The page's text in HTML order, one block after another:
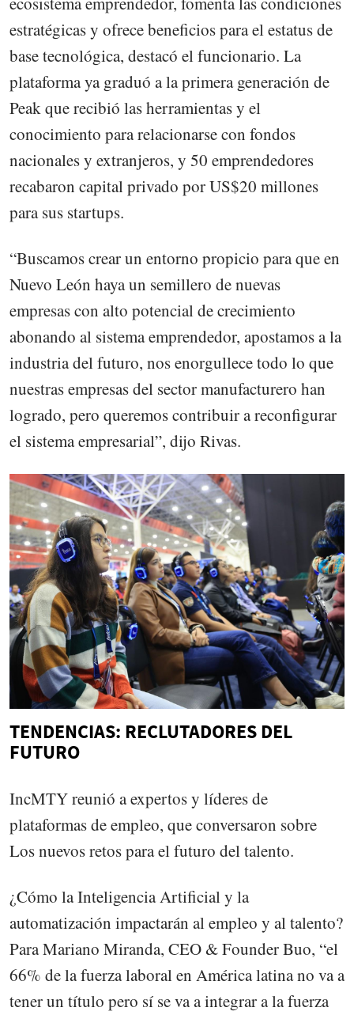
estratégicas y ofrece beneficios para el estatus de
base tecnológica, destacó el funcionario. La
plataforma ya graduó a la primera generación de
Peak que recibió las herramientas y el
conocimiento para relacionarse con fondos
nacionales y extranjeros, y 50 emprendedores
recabaron capital privado por US$20 millones
para sus startups.
“Buscamos crear un entorno propicio para que en
Nuevo León haya un semillero de nuevas
empresas con alto potencial de crecimiento
abonando al sistema emprendedor, apostamos a la
industria del futuro, nos enorgullece todo lo que
nuestras empresas del sector manufacturero han
logrado, pero queremos contribuir a reconfigurar
el sistema empresarial”, dijo Rivas.
TENDENCIAS: RECLUTADORES DEL
FUTURO
IncMTY reunió a expertos y líderes de
plataformas de empleo, que conversaron sobre
Los nuevos retos para el futuro del talento.
¿Cómo la Inteligencia Artificial y la
automatización impactarán al empleo y al talento?
Para Mariano Miranda, CEO & Founder Buo, “el
66% de la fuerza laboral en América latina no va a
tener un título pero sí se va a integrar a la fuerza